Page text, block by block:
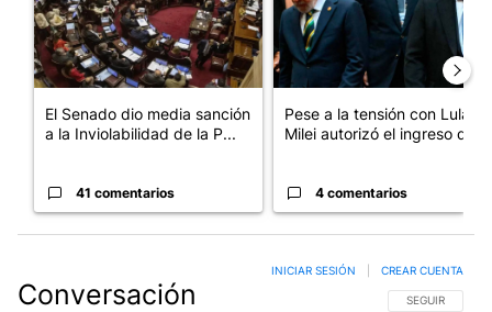
El Senado dio media sanción
a la Inviolabilidad de la P...
41 comentarios
Pese a la tensión con Lula,
Milei autorizó el ingreso d...
4 comentarios
Conversación SIGA ESTA
SEGUIR
INICIAR SESIÓN CREAR CUENTA